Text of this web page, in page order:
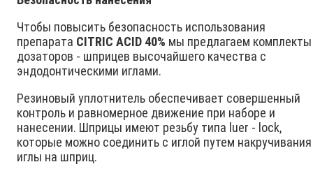
Чтобы повысить безопасность использования
препарата CITRIC ACID 40% мы предлагаем комплекты
дозаторов - шприцев высочайшего качества с
эндодонтическими иглами.
Резиновый уплотнитель обеспечивает совершенный
контроль и равномерное движение при наборе и
нанесении. Шприцы имеют резьбу типа luer - lock,
которые можно соединить с иглой путем накручивания
иглы на шприц.